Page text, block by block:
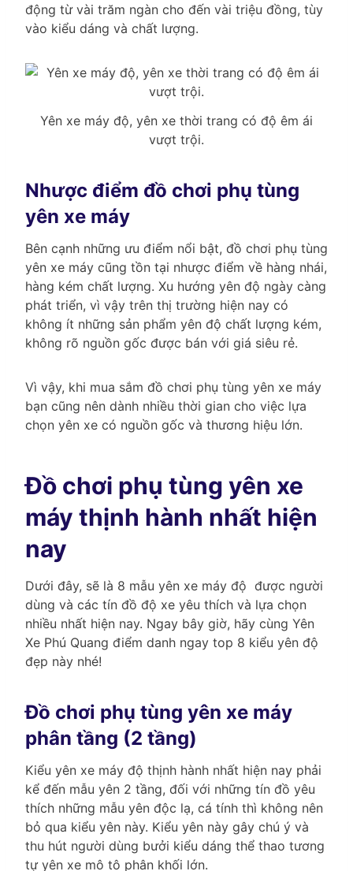
động từ vài trăm ngàn cho đến vài triệu đồng, tùy
vào kiểu dáng và chất lượng.
Yên xe máy độ, yên xe thời trang có độ êm ái
vượt trội.
Nhược điểm đồ chơi phụ tùng
yên xe máy
Bên cạnh những ưu điểm nổi bật, đồ chơi phụ tùng
yên xe máy cũng tồn tại nhược điểm về hàng nhái,
hàng kém chất lượng. Xu hướng yên độ ngày càng
phát triển, vì vậy trên thị trường hiện nay có
không ít những sản phẩm yên độ chất lượng kém,
không rõ nguồn gốc được bán với giá siêu rẻ.
Vì vậy, khi mua sắm đồ chơi phụ tùng yên xe máy
bạn cũng nên dành nhiều thời gian cho việc lựa
chọn yên xe có nguồn gốc và thương hiệu lớn.
Đồ chơi phụ tùng yên xe
máy thịnh hành nhất hiện
nay
Dưới đây, sẽ là 8 mẫu yên xe máy độ được người
dùng và các tín đồ độ xe yêu thích và lựa chọn
nhiều nhất hiện nay. Ngay bây giờ, hãy cùng Yên
Xe Phú Quang điểm danh ngay top 8 kiểu yên độ
đẹp này nhé!
Đồ chơi phụ tùng yên xe máy
phân tầng (2 tầng)
Kiểu yên xe máy độ thịnh hành nhất hiện nay phải
kể đến mẫu yên 2 tầng, đối với những tín đồ yêu
thích những mẫu yên độc lạ, cá tính thì không nên
bỏ qua kiểu yên này. Kiểu yên này gây chú ý và
thu hút người dùng bưởi kiểu dáng thể thao tương
tự yên xe mô tô phân khối lớn.